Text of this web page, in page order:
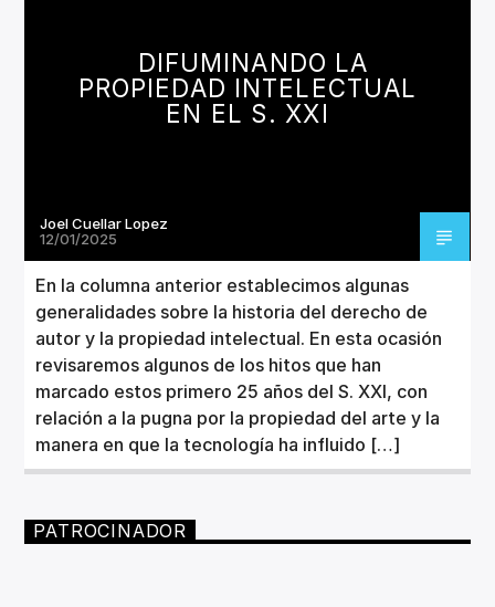
Invencible Radio
DIFUMINANDO LA
PROPIEDAD INTELECTUAL
EN EL S. XXI
Joel Cuellar Lopez
12/01/2025
En la columna anterior establecimos algunas
generalidades sobre la historia del derecho de
autor y la propiedad intelectual. En esta ocasión
revisaremos algunos de los hitos que han
marcado estos primero 25 años del S. XXI, con
relación a la pugna por la propiedad del arte y la
manera en que la tecnología ha influido […]
PATROCINADOR